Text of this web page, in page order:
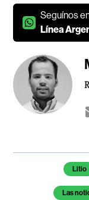
Seguínos
Línea
Temas de Litio
Las